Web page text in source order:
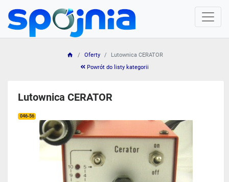
Oferty
Lutownica CERATOR
Powrót do listy kategorii
Lutownica CERATOR
046-56